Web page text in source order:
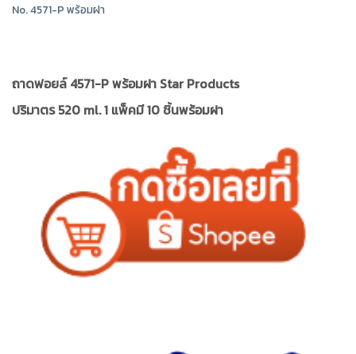
No. 4571-P พร้อมฝา
ถาดฟอยล์ 4571-P พร้อมฝา Star Products
ปริมาตร 520 ml. 1 แพ็คมี 10 ชิ้นพร้อมฝา